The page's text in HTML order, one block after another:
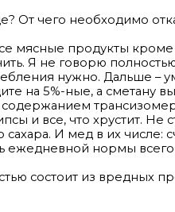
От чего необходимо
мясные продукты
Я не говорю
нужно. Дальше –
на 5%-ные, а сметану
и все, что хрустит. Не
И мед в их числе:
ежедневной нормы
состоит из вредных